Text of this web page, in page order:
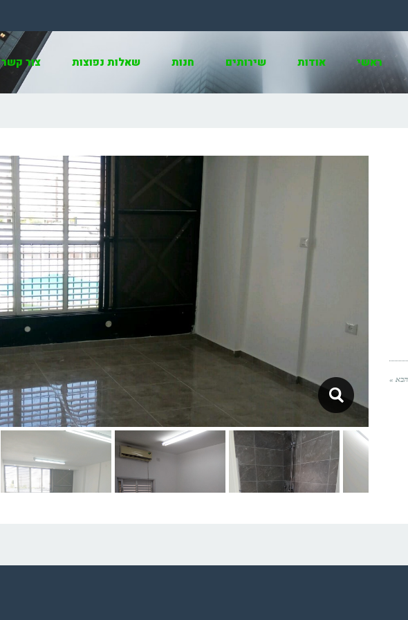
ראשי אודות שירותים חנות שאלות נפוצות צור קשר
הבא »